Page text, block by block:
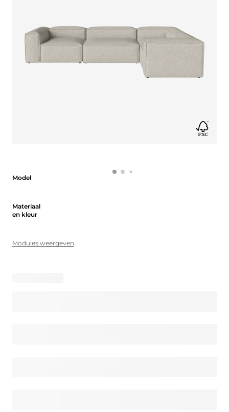
Model
Materiaal
en kleur
Modules weergeven